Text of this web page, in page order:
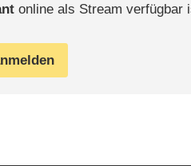
online als Stream verfügbar